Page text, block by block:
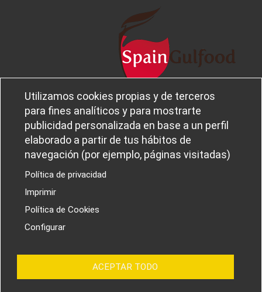
Utilizamos cookies propias y de terceros
para fines analíticos y para mostrarte
publicidad personalizada en base a un perfil
elaborado a partir de tus hábitos de
navegación (por ejemplo, páginas visitadas)
Política de privacidad
Imprimir
Política de Cookies
Configurar
ACEPTAR TODO
Sobre
Ferba
Legal notice and privacy policy
Política de privacidad
Cookies policy
Canal Ético
PROYECTOS I+D+I